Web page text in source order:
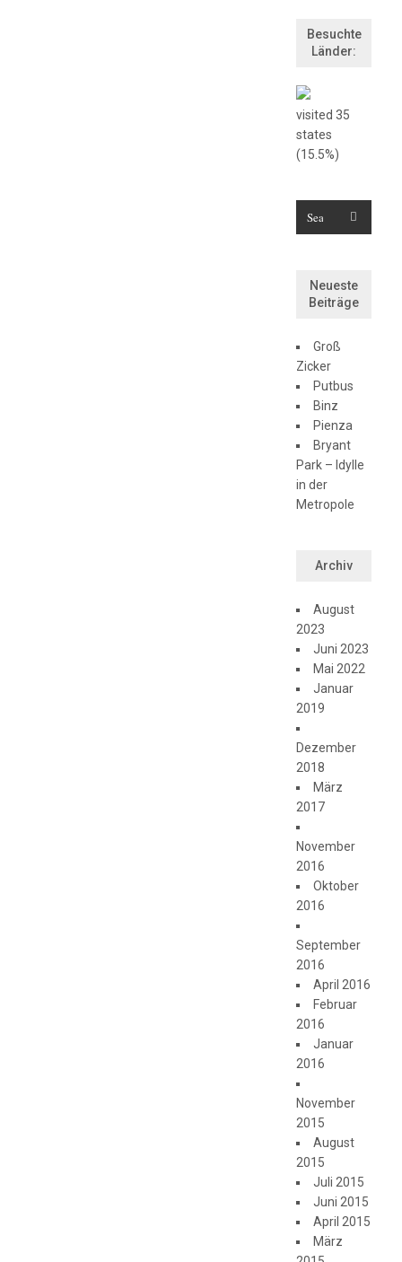
Besuchte
Länder:
visited 35
states
(15.5%)
Neueste
Beiträge
Groß
Zicker
Putbus
Binz
Pienza
Bryant
Park – Idylle
in der
Metropole
Archiv
August
2023
Juni 2023
Mai 2022
Januar
2019
Dezember
2018
März
2017
November
2016
Oktober
2016
September
2016
April 2016
Februar
2016
Januar
2016
November
2015
August
2015
Juli 2015
Juni 2015
April 2015
März